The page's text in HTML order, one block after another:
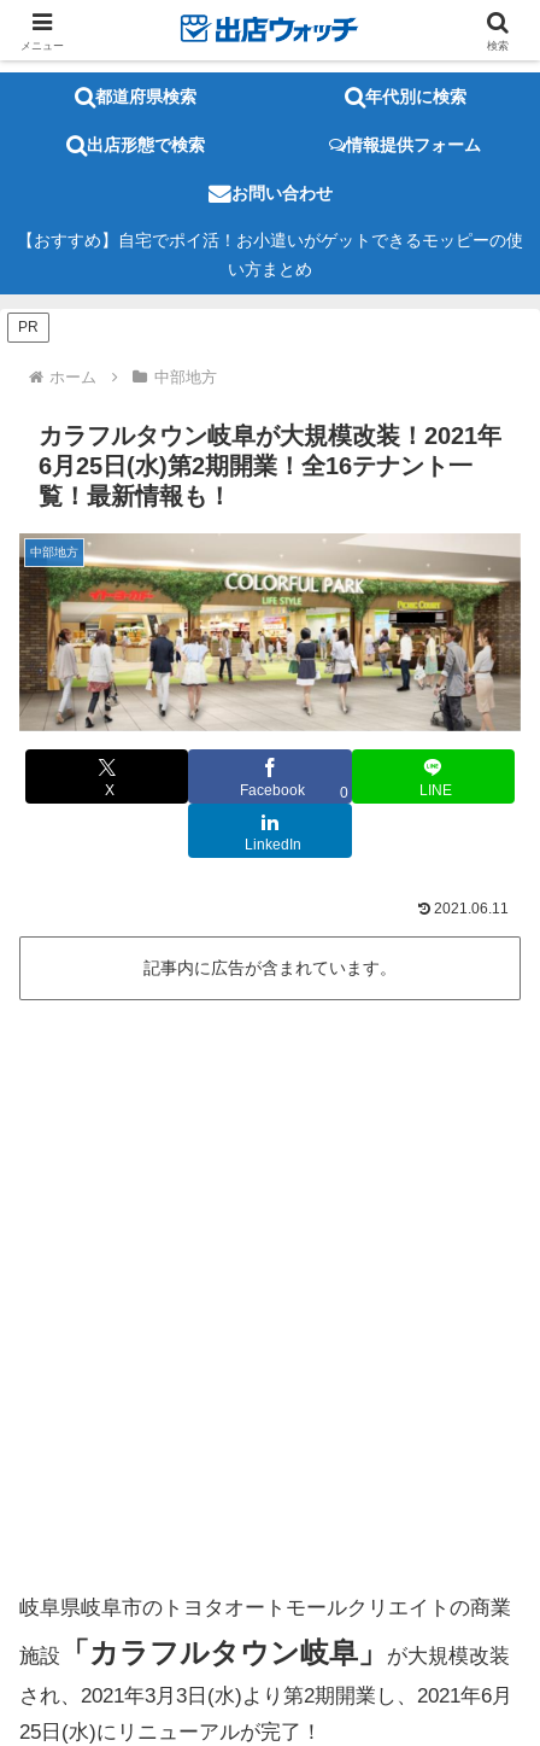
都道府県検索 年代別に検索
出店形態で検索 情報提供フォーム
お問い合わせ
【おすすめ】自宅でポイ活！お小遣いがゲットできるモッピーの使
い方まとめ
PR
ホーム 中部地方
カラフルタウン岐阜が大規模改装！2021年
6月25日(水)第2期開業！全16テナント一
覧！最新情報も！
中部地方
X Facebook 0 LINE
LinkedIn
2021.06.11
記事内に広告が含まれています。
岐阜県岐阜市のトヨタオートモールクリエイトの商業
施設 「カラフルタウン岐阜」
が大規模改装
され、2021年3月3日(水)より第2期開業し、2021年6月
25日(水)にリニューアルが完了！
メニュー 検索